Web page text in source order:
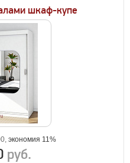
шкаф-купе
экономия 11%
руб.